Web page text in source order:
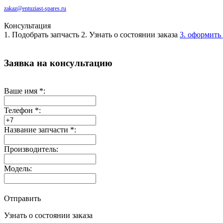
zakaz@entuziast-spares.ru
Консультация
1. Подобрать запчасть 2. Узнать о состоянии заказа 3. оформить
Заявка на консультацию
Ваше имя *:
Телефон *:
Название запчасти *:
Производитель:
Модель:
Отправить
Узнать о состоянии заказа